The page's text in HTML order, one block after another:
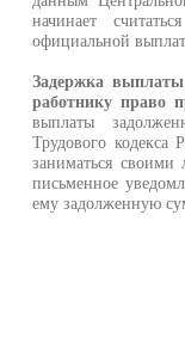
начинает
официальной
Задержка
работнику право
выплаты
Трудового
заниматься
письменное
ему задолженную